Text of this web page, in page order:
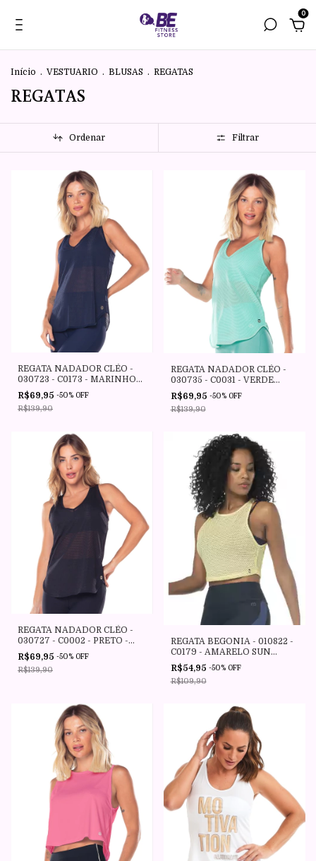
0
Início . VESTUARIO . BLUSAS . REGATAS
REGATAS
Ordenar Filtrar
REGATA NADADOR CLÉO -
030723 - C0173 - MARINHO
ESCURIDAO - VESTEM
R$69,95 -50% OFF
R$139,90
REGATA NADADOR CLÉO -
030735 - C0031 - VERDE
AGUA - VESTEM
R$69,95 -50% OFF
R$139,90
REGATA NADADOR CLÉO -
030727 - C0002 - PRETO -
VESTEM
R$69,95 -50% OFF
R$139,90
REGATA BEGONIA - 010822 -
C0179 - AMARELO SUN
KISSES VESTEM
R$54,95 -50% OFF
R$109,90